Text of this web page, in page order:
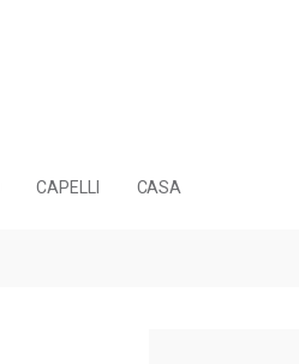
CAPELLI CASA